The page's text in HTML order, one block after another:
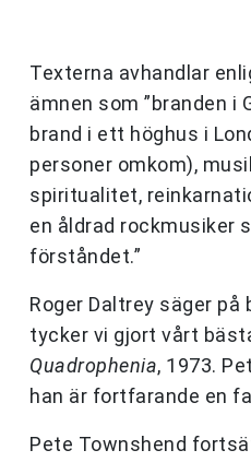
Texterna avhandlar
ämnen som ”branden i
brand i ett höghus i
personer omkom),
spiritualitet,
en åldrad rockmusiker
förståndet.”
Roger Daltrey säger på
tycker vi gjort vårt
Quadrophenia, 1973.
han är fortfarande en
Pete Townshend